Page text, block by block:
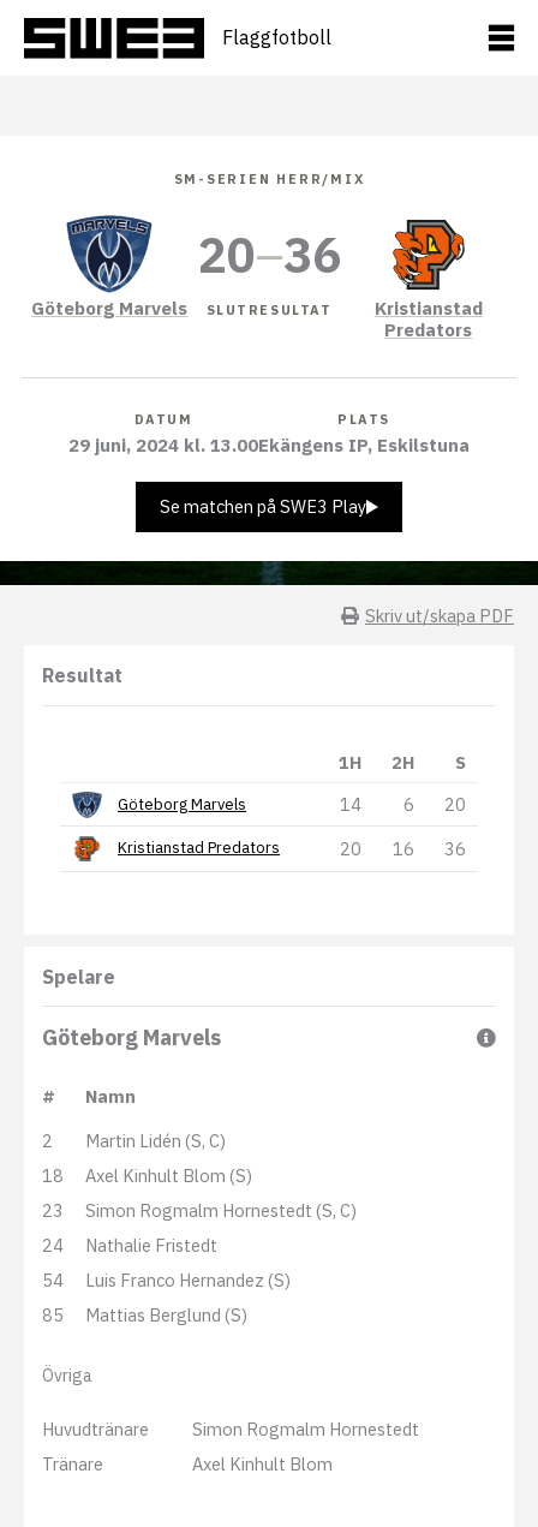
innehåll
Flaggfotboll
SM-SERIEN HERR/MIX
Göteborg Marvels
20–36
SLUTRESULTAT
Kristianstad
Predators
DATUM
29 juni, 2024 kl. 13.00
PLATS
Ekängens IP, Eskilstuna
Se matchen på SWE3 Play
Skriv ut/skapa PDF
Resultat
1H 2H S
Göteborg Marvels 14 6 20
Kristianstad Predators 20 16 36
Spelare
Göteborg Marvels
#
Namn
2
Martin Lidén (S, C)
18
Axel Kinhult Blom (S)
23
Simon Rogmalm Hornestedt (S, C)
24
Nathalie Fristedt
54
Luis Franco Hernandez (S)
85
Mattias Berglund (S)
Övriga
Huvudtränare
Simon Rogmalm Hornestedt
Tränare
Axel Kinhult Blom